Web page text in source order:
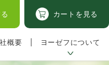
カートを見る
概要 ヨーゼフについて